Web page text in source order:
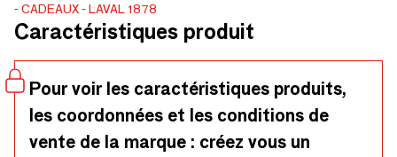
CADEAUX
LAVAL 1878
Caractéristiques produit
Pour voir les caractéristiques produits,
les coordonnées et les conditions de
vente de la marque : créez vous un